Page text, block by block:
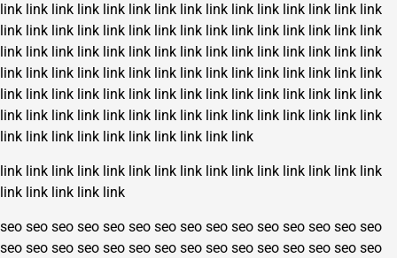
link link link link link link link link link link link link link link link
link link link link link link link link link link link link link link link
link link link link link link link link link link link link link link link
link link link link link link link link link link link link link link link
link link link link link link link link link link link link link link link
link link link link link link link link link link link link link link link
link link link link link link link link link link
link link link link link link link link link link link link link link link
link link link link link
seo seo seo seo seo seo seo seo seo seo seo seo seo seo seo
seo seo seo seo seo seo seo seo seo seo seo seo seo seo seo